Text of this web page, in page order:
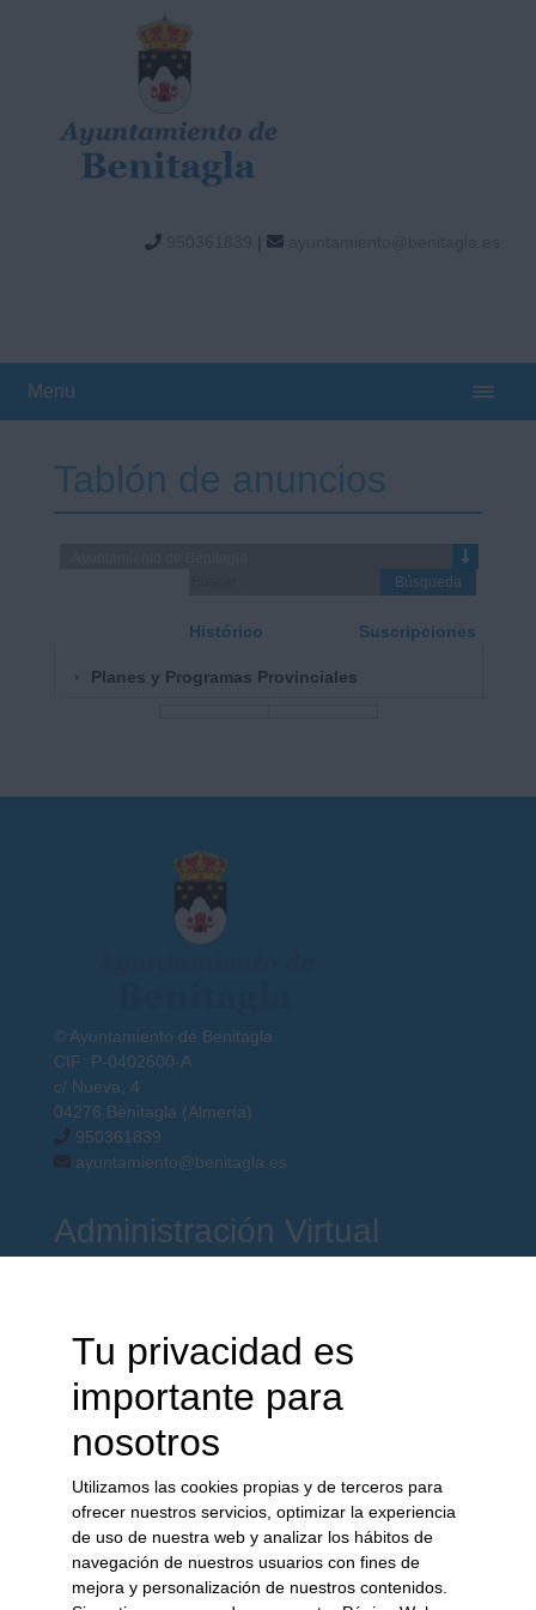
Tu privacidad es
importante para
nosotros
Utilizamos las cookies propias y de terceros para
ofrecer nuestros servicios, optimizar la experiencia
de uso de nuestra web y analizar los hábitos de
navegación de nuestros usuarios con fines de
mejora y personalización de nuestros contenidos.
|
Menu
Tablón de anuncios
Búsqueda
Histórico Suscripciones
Planes y Programas Provinciales
© Ayuntamiento de Benitagla
CIF: P-0402600-A
c/ Nueva, 4
04276 Benitagla (Almería)
950361839
ayuntamiento@benitagla.es
Administración Virtual
Tablón de Anuncios
Perfil del Contratante
Guía de Servicios
Perfil de Transparencia
Perfil del ...